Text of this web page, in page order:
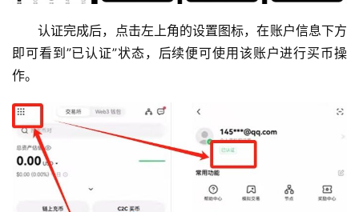
认证完成后，点击左上角的设置图标，在账户信息下方
即可看到”已认证”状态，后续便可使用该账户进行买币操
作。